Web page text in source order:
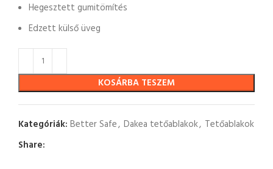
Hegesztett gumitömítés
Edzett külső üveg
KOSÁRBA TESZEM
Kategóriák: Better Safe, Dakea tetőablakok, Tetőablakok
Share: